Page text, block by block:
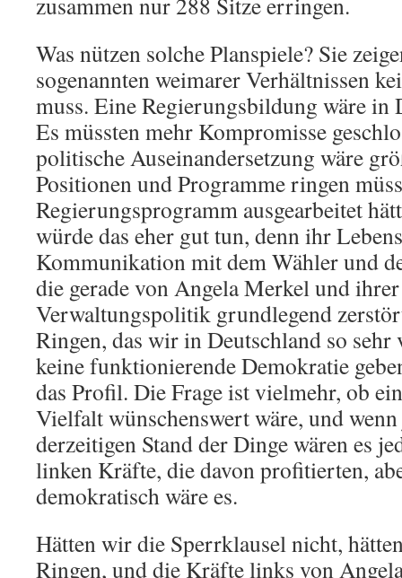
Was nützen solche Planspiele? Sie
sogenannten weimarer Verhältnissen
muss. Eine Regierungsbildung wäre in
Es müssten mehr Kompromisse
politische Auseinandersetzung wäre
Positionen und Programme ringen
Regierungsprogramm ausgearbeitet
würde das eher gut tun, denn ihr
Kommunikation mit dem Wähler und
die gerade von Angela Merkel und
Verwaltungspolitik grundlegend
Ringen, das wir in Deutschland so sehr
keine funktionierende Demokratie
das Profil. Die Frage ist vielmehr, ob
Vielfalt wünschenswert wäre, und
derzeitigen Stand der Dinge wären es
linken Kräfte, die davon profitierten,
demokratisch wäre es.
Hätten wir die Sperrklausel nicht,
Ringen, und die Kräfte links von